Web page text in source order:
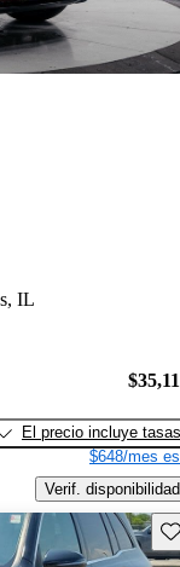
IL
El precio incluye tasas
$648/mes
Verif. disponibilidad